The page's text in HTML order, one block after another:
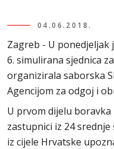
04.06.2018.
Zagreb - U
6. simulirana sjednica
organizirala saborska
Agencijom za odgoj i
U prvom dijelu
zastupnici iz 24
iz cijele Hrvatske